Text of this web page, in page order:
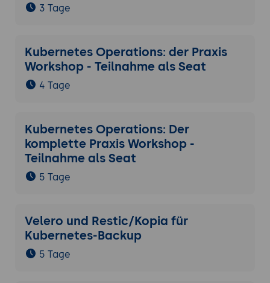
3 Tage
Kubernetes Operations: der Praxis
Workshop - Teilnahme als Seat
4 Tage
Kubernetes Operations: Der
komplette Praxis Workshop -
Teilnahme als Seat
5 Tage
Velero und Restic/Kopia für
Kubernetes-Backup
5 Tage